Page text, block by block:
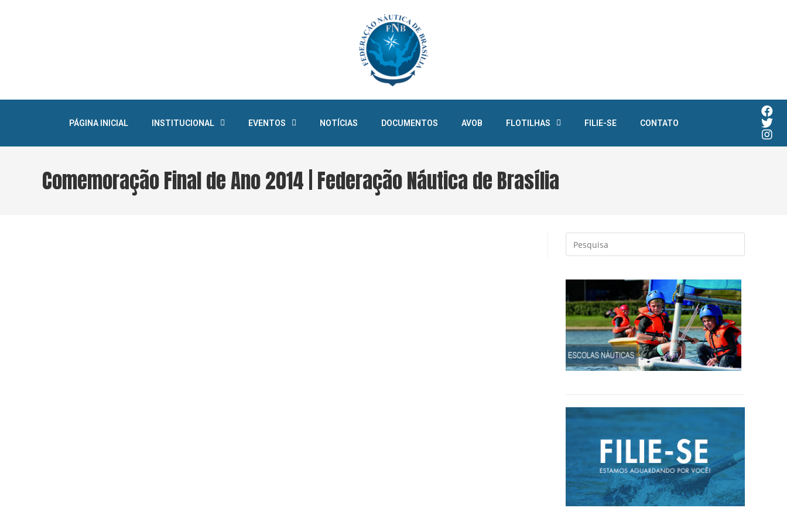
PÁGINA INICIAL INSTITUCIONAL EVENTOS NOTÍCIAS DOCUMENTOS AVOB FLOTILHAS FILIE-SE CONTATO
Comemoração Final de Ano 2014 | Federação Náutica de Brasília